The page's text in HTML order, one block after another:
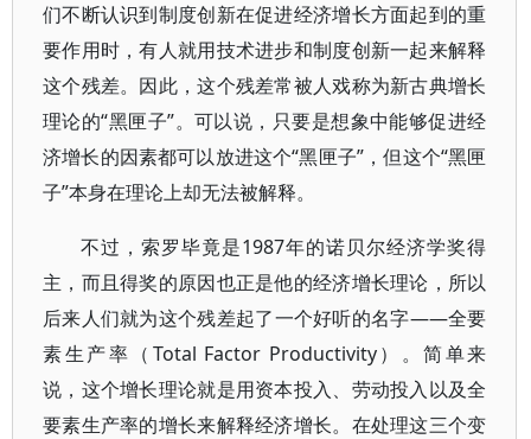
们不断认识到制度创新在促进经济增长方面起到的重
要作用时，有人就用技术进步和制度创新一起来解释
这个残差。因此，这个残差常被人戏称为新古典增长
理论的“黑匣子”。可以说，只要是想象中能够促进经
济增长的因素都可以放进这个“黑匣子”，但这个“黑匣
子”本身在理论上却无法被解释。
不过，索罗毕竟是1987年的诺贝尔经济学奖得
主，而且得奖的原因也正是他的经济增长理论，所以
后来人们就为这个残差起了一个好听的名字——全要
素生产率（Total Factor Productivity）。简单来
说，这个增长理论就是用资本投入、劳动投入以及全
要素生产率的增长来解释经济增长。在处理这三个变